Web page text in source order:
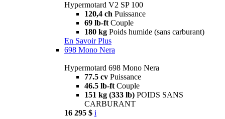
Hypermotard V2 SP 100
120,4 ch Puissance
69 lb-ft Couple
180 kg Poids humide (sans carburant)
En Savoir Plus
698 Mono Nera
Hypermotard 698 Mono Nera
77.5 cv Puissance
46.5 lb-ft Couple
151 kg (333 lb) POIDS SANS
CARBURANT
16 295 $ i